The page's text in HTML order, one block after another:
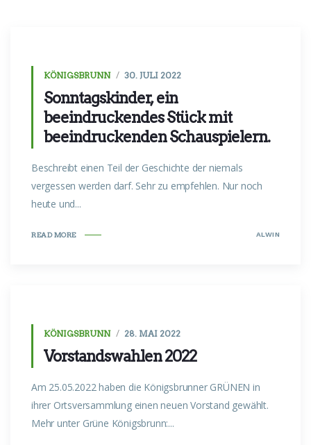
KÖNIGSBRUNN 30. JULI 2022
Sonntagskinder, ein
beeindruckendes Stück mit
beeindruckenden Schauspielern.
Beschreibt einen Teil der Geschichte der niemals
vergessen werden darf. Sehr zu empfehlen. Nur noch
heute und...
READ MORE ALWIN
KÖNIGSBRUNN 28. MAI 2022
Vorstandswahlen 2022
Am 25.05.2022 haben die Königsbrunner GRÜNEN in
ihrer Ortsversammlung einen neuen Vorstand gewählt.
Mehr unter Grüne Königsbrunn:...